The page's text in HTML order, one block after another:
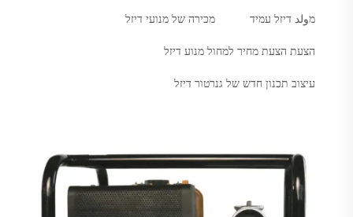
מولد דיזל עמיד מכירה של מנועי דיזל
הצעת הצעת מחיר למחול מנוע דיזל
עיצוב תכנון חדש של גנרטור דיזל